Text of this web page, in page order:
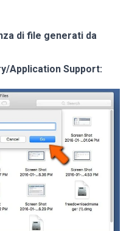
di file generati da
Application Support: